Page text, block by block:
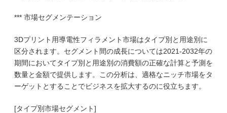
*** 市場セグメンテーション
3Dプリント用導電性フィラメント市場はタイプ別と用途別に
区分されます。セグメント間の成長については2021-2032年の
期間においてタイプ別と用途別の消費額の正確な計算と予測を
数量と金額で提供します。この分析は、適格なニッチ市場をタ
ーゲットとすることでビジネスを拡大するのに役立ちます。
[タイプ別市場セグメント]